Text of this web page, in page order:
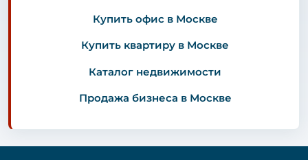
Купить офис в Москве
Купить квартиру в Москве
Каталог недвижимости
Продажа бизнеса в Москве